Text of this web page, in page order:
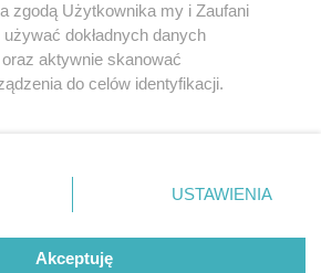
zbiegu ulic
i Marii
Skontakuj sięz nami
Kontakt
Redakcja
Newsletter
zgodą Użytkownika my i Zaufani
dokładnych danych
aktywnie skanować
do celów identyfikacji.
przycisk ustawień prywatności
dolnym rogu strony
danych nie wymagają zgody
prawo sprzeciwić się takiemu
USTAWIENIA
Akceptuję